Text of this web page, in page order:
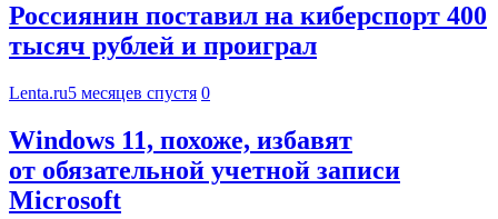
Россиянин поставил на киберспорт 400
тысяч рублей и проиграл
Lenta.ru5 месяцев спустя 0
Windows 11, похоже, избавят
от обязательной учетной записи
Microsoft